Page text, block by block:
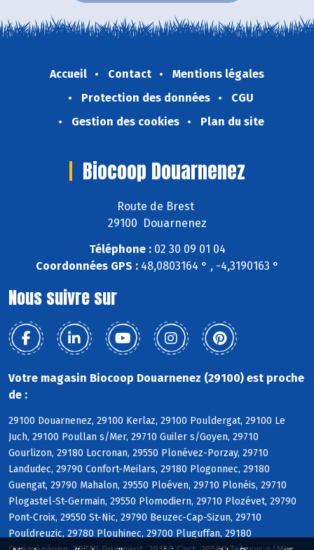
Accueil Contact
Mentions légales
Protection des données
CGU
Gestion des cookies
Plan du site
Biocoop Douarnenez
Route de Brest
29100 Douarnenez
Téléphone :02 30 09 01 04
Coordonnées GPS :48,0803164 ° , -4,3190163 °
Nous suivre sur
Votre magasin Biocoop Douarnenez (29100) est proche
de :
29100 Douarnenez, 29100 Kerlaz, 29100 Pouldergat, 29100 Le
Juch, 29100 Poullan s/Mer, 29710 Guiler s/Goyen, 29710
Gourlizon, 29180 Locronan, 29550 Plonévez-Porzay, 29710
Landudec, 29790 Confort-Meilars, 29180 Plogonnec, 29180
Guengat, 29790 Mahalon, 29550 Ploéven, 29710 Plonéis, 29710
Plogastel-St-Germain, 29550 Plomodiern, 29710 Plozévet, 29790
Pont-Croix, 29550 St-Nic, 29790 Beuzec-Cap-Sizun, 29710
Pouldreuzic, 29780 Plouhinec, 29700 Pluguffan, 29180